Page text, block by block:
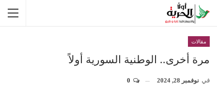
مقالات
مرة أخرى.. الوطنية السورية أولاً
في نوفمبر 28, 2024